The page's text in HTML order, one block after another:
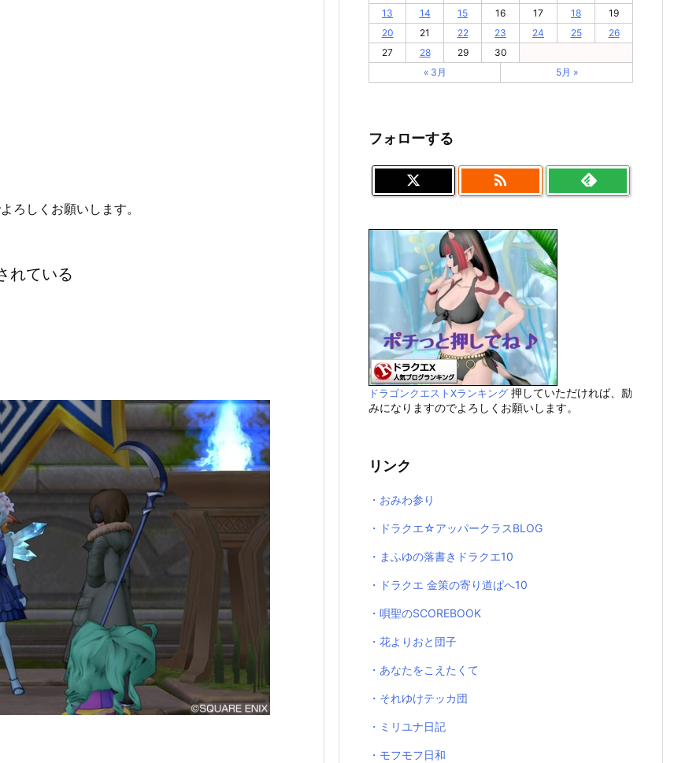
ろしくお願いします。
れている
13
14 15 16 17 18
19
20
21 22 23 24 25
26
27
28 29
30
« 3月
5月 »
フォローする

ドラゴンクエストXランキング 押していただければ、励
みになりますのでよろしくお願いします。
リンク
・おみわ参り
・ドラクエ☆アッパークラスBLOG
・まふゆの落書きドラクエ10
・ドラクエ 金策の寄り道ぱへ10
・唄聖のSCOREBOOK
・花よりおと団子
・あなたをこえたくて
・それゆけテッカ団
・ミリユナ日記
・モフモフ日和